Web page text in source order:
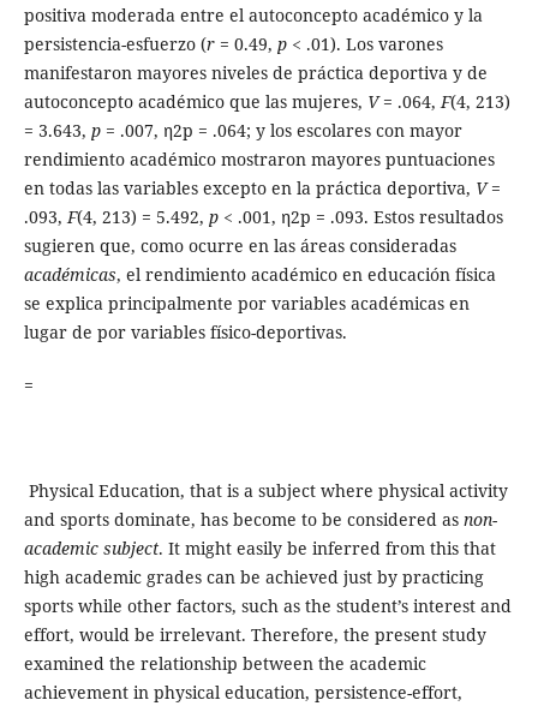
positiva moderada entre el autoconcepto académico y la
persistencia-esfuerzo (r = 0.49, p < .01). Los varones
manifestaron mayores niveles de práctica deportiva y de
autoconcepto académico que las mujeres, V= .064,F(4, 213)
= 3.643, p = .007, η2p = .064; y los escolares con mayor
rendimiento académico mostraron mayores puntuaciones
en todas las variables excepto en la práctica deportiva, V=
.093,F(4, 213) = 5.492, p < .001, η2p = .093. Estos resultados
sugieren que, como ocurre en las áreas consideradas
académicas, el rendimiento académico en educación física
se explica principalmente por variables académicas en
lugar de por variables físico-deportivas.
=
Physical Education, that is a subject where physical activity
and sports dominate, has become to be considered as non-
academic subject. It might easily be inferred from this that
high academic grades can be achieved just by practicing
sports while other factors, such as the student’s interest and
effort, would be irrelevant. Therefore, the present study
examined the relationship between the academic
achievement in physical education, persistence-effort,